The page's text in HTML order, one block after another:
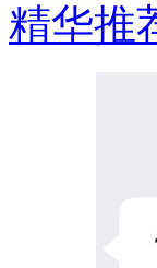
精华推